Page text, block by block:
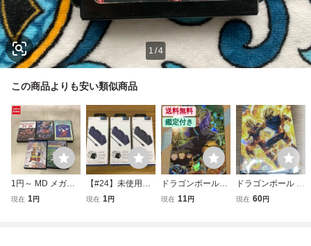
1/4
この商品よりも安い類似商品
1円～ MD メガド
ライブ ドラゴンボ
現在 1円
【#24】未使用
PS5 デュアルセ
現在 1円
送料無料
鑑定付き
ドラゴンボールヒ
ーローズ H8-06
現在 11円
ドラゴンボール D
RAGONBALL Z イ
現在 60円